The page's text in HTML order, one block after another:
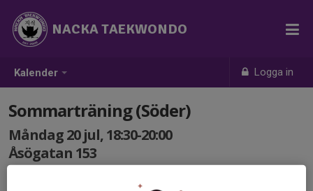
Kalender Logga in
NACKA TAEKWONDO
Sommarträning (Söder)
Måndag 20 jul, 18:30-20:00
Åsögatan 153